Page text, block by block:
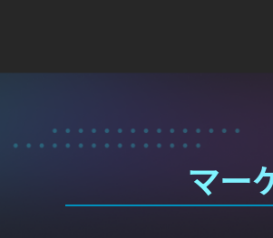
マー